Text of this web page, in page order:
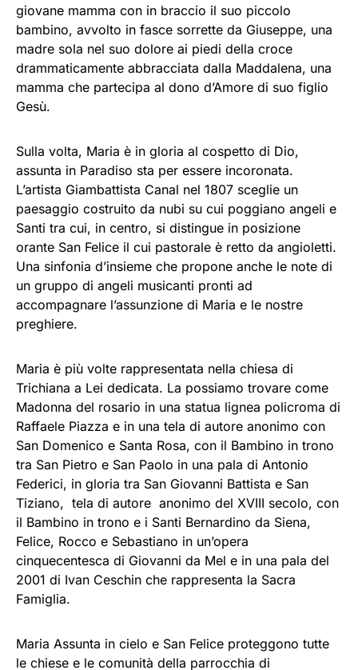
giovane mamma con in braccio il suo piccolo
bambino, avvolto in fasce sorrette da Giuseppe, una
madre sola nel suo dolore ai piedi della croce
drammaticamente abbracciata dalla Maddalena, una
mamma che partecipa al dono d’Amore di suo figlio
Gesù.
Sulla volta, Maria è in gloria al cospetto di Dio,
assunta in Paradiso sta per essere incoronata.
L’artista Giambattista Canal nel 1807 sceglie un
paesaggio costruito da nubi su cui poggiano angeli e
Santi tra cui, in centro, si distingue in posizione
orante San Felice il cui pastorale è retto da angioletti.
Una sinfonia d’insieme che propone anche le note di
un gruppo di angeli musicanti pronti ad
accompagnare l’assunzione di Maria e le nostre
preghiere.
Maria è più volte rappresentata nella chiesa di
Trichiana a Lei dedicata. La possiamo trovare come
Madonna del rosario in una statua lignea policroma di
Raffaele Piazza e in una tela di autore anonimo con
San Domenico e Santa Rosa, con il Bambino in trono
tra San Pietro e San Paolo in una pala di Antonio
Federici, in gloria tra San Giovanni Battista e San
Tiziano, tela di autore anonimo del XVIII secolo, con
il Bambino in trono e i Santi Bernardino da Siena,
Felice, Rocco e Sebastiano in un’opera
cinquecentesca di Giovanni da Mel e in una pala del
2001 di Ivan Ceschin che rappresenta la Sacra
Famiglia.
Maria Assunta in cielo e San Felice proteggono tutte
le chiese e le comunità della parrocchia di